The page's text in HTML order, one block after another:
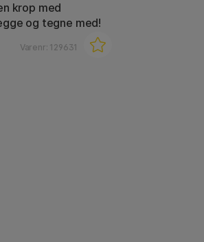
krop med
og tegne med!
Varenr: 129631